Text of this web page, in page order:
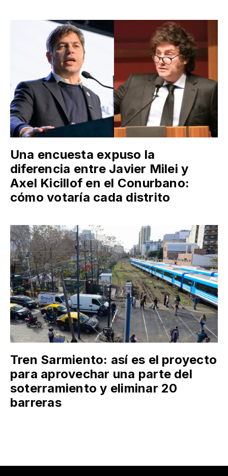
Una encuesta expuso la
diferencia entre Javier Milei y
Axel Kicillof en el Conurbano:
cómo votaría cada distrito
Tren Sarmiento: así es el proyecto
para aprovechar una parte del
soterramiento y eliminar 20
barreras